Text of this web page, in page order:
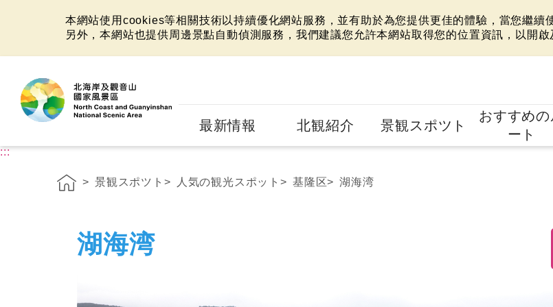
本網站使用cookies等相關技術以持續優化網站服務，並有助於為您提供更佳的體驗，當您繼續
另外，本網站也提供周邊景點自動偵測服務，我們建議您允許本網站取得您的位置資訊，以開啟
最新情報 北観紹介 景観スポツト
おすすめの
ート
:::
景観スポツト 人気の観光スポット 基隆区 湖海湾
湖海湾